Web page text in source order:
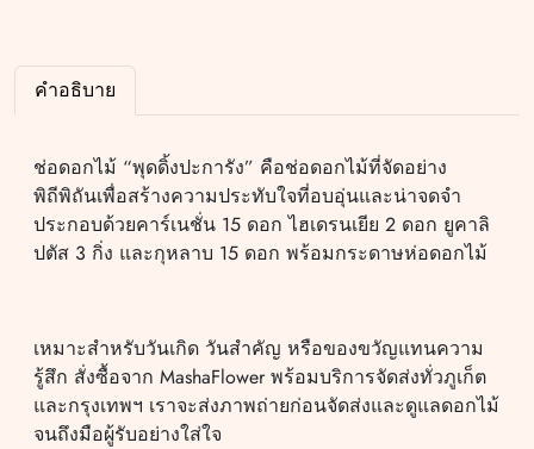
คำอธิบาย
ช่อดอกไม้ “พุดดิ้งปะการัง” คือช่อดอกไม้ที่จัดอย่าง
พิถีพิถันเพื่อสร้างความประทับใจที่อบอุ่นและน่าจดจำ
ประกอบด้วยคาร์เนชั่น 15 ดอก ไฮเดรนเยีย 2 ดอก ยูคาลิ
ปตัส 3 กิ่ง และกุหลาบ 15 ดอก พร้อมกระดาษห่อดอกไม้
เหมาะสำหรับวันเกิด วันสำคัญ หรือของขวัญแทนความ
รู้สึก สั่งซื้อจาก MashaFlower พร้อมบริการจัดส่งทั่วภูเก็ต
และกรุงเทพฯ เราจะส่งภาพถ่ายก่อนจัดส่งและดูแลดอกไม้
จนถึงมือผู้รับอย่างใส่ใจ